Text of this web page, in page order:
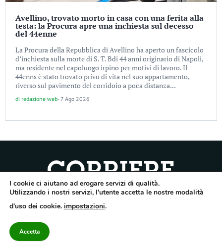
Avellino, trovato morto in casa con una ferita alla
testa: la Procura apre una inchiesta sul decesso
del 44enne
La Procura della Repubblica di Avellino ha aperto un fascicolo
d’inchiesta sulla morte di S. T. Bdi 44 anni originario di Napoli,
ma residente nel capoluogo irpino per motivi di lavoro. Il
44enns è stato trovato privo di vita nel suo appartamento,
riverso sul pavimento del corridoio a poca distanza...
di redazione web-7 Ago 2026
Quotidiano dell’Irpinia, a diffusione regionale. Reg. Trib. di Avellino n.7/12 del
Direttore responsabile Gianni Festa – Corriere srl – Via Annarumma 39/A 83100
Categorie
I cookie ci aiutano ad erogare servizi di qualità.
Utilizzando i nostri servizi, l'utente accetta le nostre modalità
d'uso dei cookie. impostazioni.
Accetta